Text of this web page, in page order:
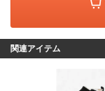
関連アイテム